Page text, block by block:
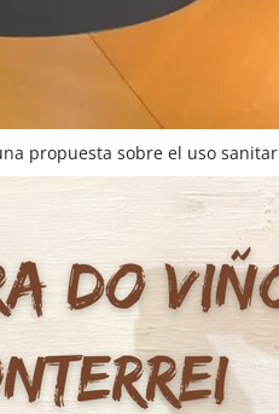
propuesta sobre el uso